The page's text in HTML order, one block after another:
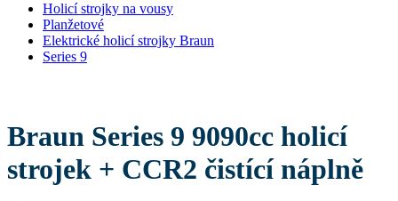
Holicí strojky na vousy
Planžetové
Elektrické holicí strojky Braun
Series 9
Braun Series 9 9090cc holicí
strojek + CCR2 čistící náplně